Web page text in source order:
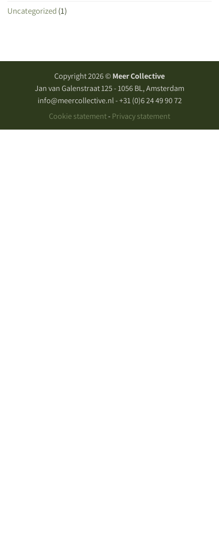
Uncategorized (1)
Copyright 2026 ©Meer Collective
Jan van Galenstraat 125 - 1056 BL, Amsterdam
info@meercollective.nl - +31 (0)6 24 49 90 72
Cookie statement-Privacy statement